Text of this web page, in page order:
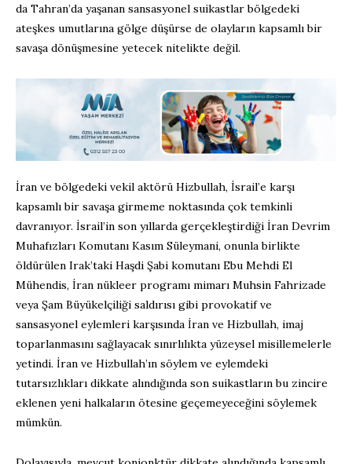
da Tahran’da yaşanan sansasyonel suikastlar bölgedeki
ateşkes umutlarına gölge düşürse de olayların kapsamlı bir
savaşa dönüşmesine yetecek nitelikte değil.
İran ve bölgedeki vekil aktörü Hizbullah, İsrail’e karşı
kapsamlı bir savaşa girmeme noktasında çok temkinli
davranıyor. İsrail’in son yıllarda gerçekleştirdiği İran Devrim
Muhafızları Komutanı Kasım Süleymani, onunla birlikte
öldürülen Irak’taki Haşdi Şabi komutanı Ebu Mehdi El
Mühendis, İran nükleer programı mimarı Muhsin Fahrizade
veya Şam Büyükelçiliği saldırısı gibi provokatif ve
sansasyonel eylemleri karşısında İran ve Hizbullah, imaj
toparlanmasını sağlayacak sınırlılıkta yüzeysel misillemelerle
yetindi. İran ve Hizbullah’ın söylem ve eylemdeki
tutarsızlıkları dikkate alındığında son suikastların bu zincire
eklenen yeni halkaların ötesine geçemeyeceğini söylemek
mümkün.